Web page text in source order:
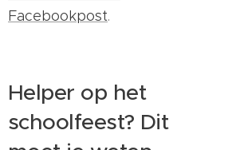
Facebookpost.
Helper op het
schoolfeest? Dit